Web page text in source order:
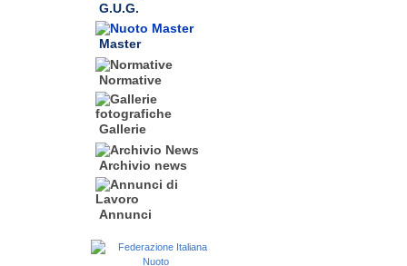
G.U.G.
Master
Normative
Gallerie
Archivio news
Annunci